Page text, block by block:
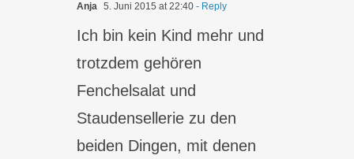
Anja 5. Juni 2015 at 22:40 - Reply
Ich bin kein Kind mehr und
trotzdem gehören
Fenchelsalat und
Staudensellerie zu den
beiden Dingen, mit denen